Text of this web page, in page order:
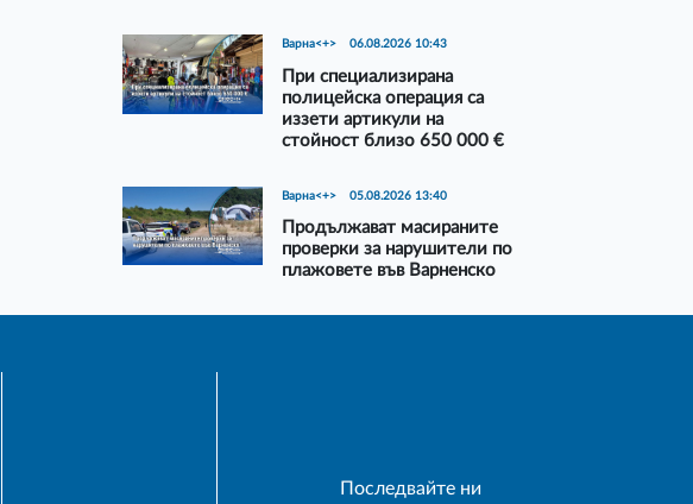
Варна<+> 06.08.2026 10:43
При специализирана
полицейска операция са
иззети артикули на
стойност близо 650 000 €
Варна<+> 05.08.2026 13:40
Продължават масираните
проверки за нарушители по
плажовете във Варненско
Последвайте ни